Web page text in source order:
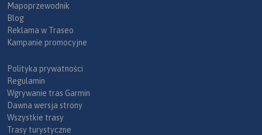
Mapoprzewodnik
Blog
Reklama w Traseo
Kampanie promocyjne
Polityka prywatności
Regulamin
Wgrywanie tras Garmin
Dawna wersja strony
Wszystkie trasy
Trasy turystyczne